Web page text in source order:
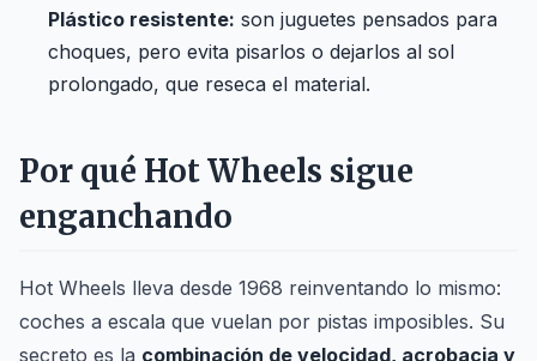
Plástico resistente: son juguetes pensados para
choques, pero evita pisarlos o dejarlos al sol
prolongado, que reseca el material.
Por qué Hot Wheels sigue
enganchando
Hot Wheels lleva desde 1968 reinventando lo mismo:
coches a escala que vuelan por pistas imposibles. Su
secreto es la combinación de velocidad, acrobacia y